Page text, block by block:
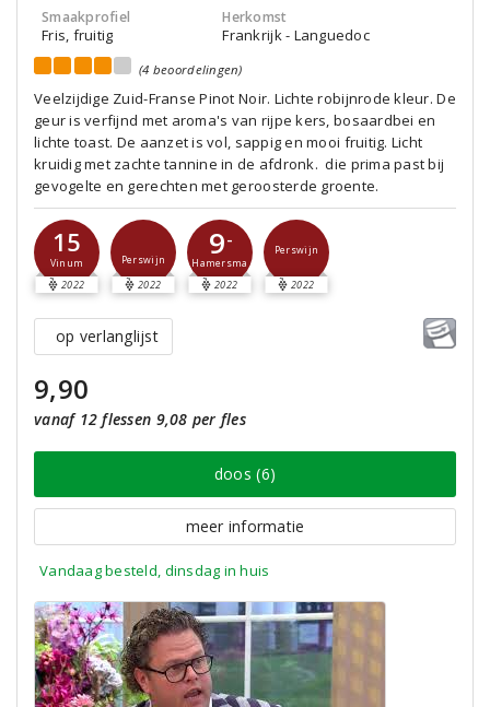
Smaakprofiel
Fris, fruitig
Herkomst
Frankrijk - Languedoc
(4 beoordelingen)
Veelzijdige Zuid-Franse Pinot Noir. Lichte robijnrode kleur. De
geur is verfijnd met aroma's van rijpe kers, bosaardbei en
lichte toast. De aanzet is vol, sappig en mooi fruitig. Licht
kruidig met zachte tannine in de afdronk. die prima past bij
gevogelte en gerechten met geroosterde groente.
15
Vinum
2022
Perswijn
2022
9-
Hamersma
2022
Perswijn
2022
op verlanglijst
9,90
vanaf 12 flessen 9,08 per fles
doos (6)
meer informatie
Vandaag besteld, dinsdag in huis